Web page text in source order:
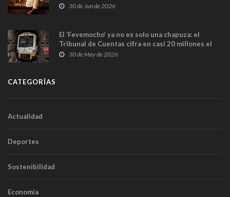
en Madrid
30 de Jun de 2026
El ‘Fevemocho’ ya no es solo una chapuza: el
Tribunal de Cuentas cifra en casi 20 millones el
sobrecoste de los trenes que no cabían por los
30 de May de 2026
CATEGORÍAS
Actualidad
Deportes
Sostenibilidad
Economía